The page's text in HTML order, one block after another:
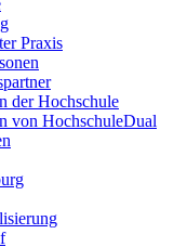
Praxis
der Hochschule
von HochschuleDual